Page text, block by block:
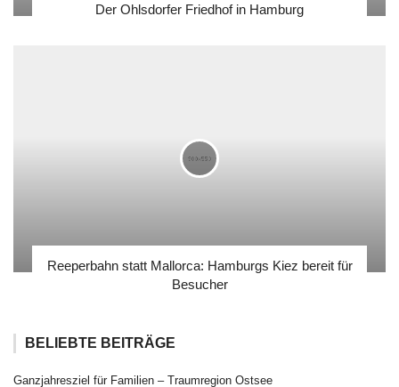
Der Ohlsdorfer Friedhof in Hamburg
Reeperbahn statt Mallorca: Hamburgs Kiez bereit für
Besucher
BELIEBTE BEITRÄGE
Ganzjahresziel für Familien – Traumregion Ostsee